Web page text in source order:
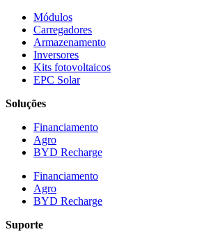
Módulos
Carregadores
Armazenamento
Inversores
Kits fotovoltaicos
EPC Solar
Soluções
Financiamento
Agro
BYD Recharge
Financiamento
Agro
BYD Recharge
Suporte